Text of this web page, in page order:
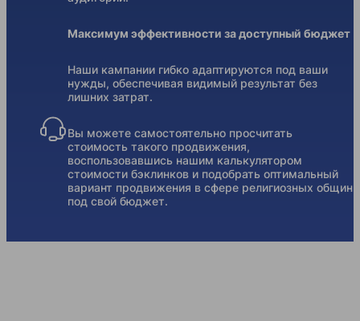
Максимум эффективности за доступный бюджет
Наши кампании гибко адаптируются под ваши
нужды, обеспечивая видимый результат без
лишних затрат.
Вы можете самостоятельно просчитать
стоимость такого продвижения,
воспользовавшись нашим калькулятором
стоимости бэклинков и подобрать оптимальный
вариант продвижения в сфере религиозных общин
под свой бюджет.